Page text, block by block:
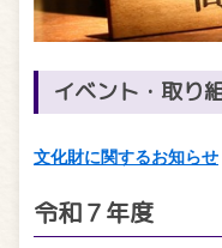
イベント・取り
文化財に関するお知らせ
令和７年度